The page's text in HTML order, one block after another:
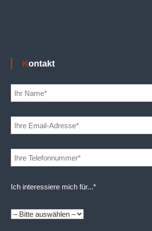
Kontakt
Ich interessiere mich für...*